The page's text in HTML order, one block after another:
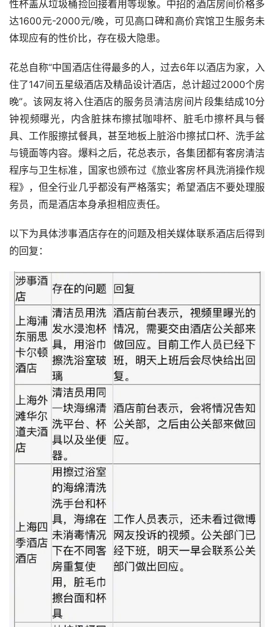
性杯盖从垃圾桶捡回接着用等现象。中招的酒店房间价格多
达1600元-2000元/晚，可见高口碑和高价宾馆卫生服务未
体现应有的性价比，存在极大隐患。
花总自称“中国酒店住得最多的人，过去6年以酒店为家，入
住了147间五星级酒店及精品设计酒店，总计超过2000个房
晚”。该网友将入住酒店的服务员清洁房间片段集结成10分
钟视频曝光，内含脏抹布擦拭咖啡杯、脏毛巾擦杯具与餐
具、工作服擦拭餐具，甚至地板上脏浴巾擦拭口杯、洗手盆
与镜面等内容。爆料之后，花总表示，各集团都有客房清洁
程序与卫生标准，国家也颁布过《旅业客房杯具洗消操作规
程》，但全行业几乎都没有严格落实；希望酒店不要处理服
务员，而是酒店本身承担相应责任。
以下为具体涉事酒店存在的问题及相关媒体联系酒店后得到
的回复：